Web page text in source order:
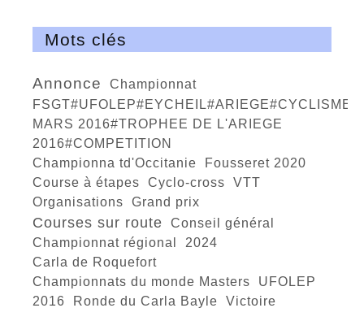
Mots clés
annonce
Championnat
FSGT#UFOLEP#EYCHEIL#ARIEGE#CYCLISME#6
MARS 2016#TROPHEE DE L'ARIEGE
2016#COMPETITION
championna td'Occitanie
Fousseret 2020
course à étapes
Cyclo-cross
VTT
organisations
Grand prix
courses sur route
conseil général
championnat régional
2024
Carla de Roquefort
championnats du monde Masters
UFOLEP
2016
ronde du Carla Bayle victoire